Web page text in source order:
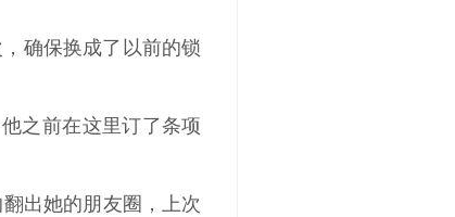
确保换成了以前的锁
之前在这里订了条项
出她的朋友圈，上次